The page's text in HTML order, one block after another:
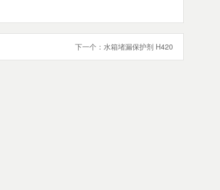
下一个： 水箱堵漏保护剂 H420